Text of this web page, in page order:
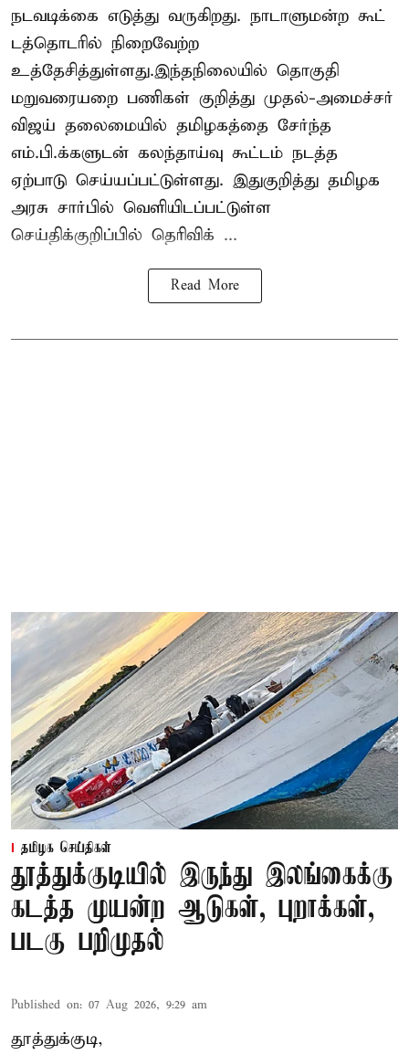
நடவடிக்கை எடுத்து வருகிறது. நாடாளுமன்ற கூட்
டத்தொடரில் நிறைவேற்ற
உத்தேசித்துள்ளது.இந்தநிலையில் தொகுதி
மறுவரையறை பணிகள் குறித்து முதல்-அமைச்சர்
விஜய் தலைமையில் தமிழகத்தை சேர்ந்த
எம்.பி.க்களுடன் கலந்தாய்வு கூட்டம் நடத்த
ஏற்பாடு செய்யப்பட்டுள்ளது. இதுகுறித்து தமிழக
அரசு சார்பில் வெளியிடப்பட்டுள்ள
செய்திக்குறிப்பில் தெரிவிக் ...
Read More
தமிழக செய்திகள்
தூத்துக்குடியில் இருந்து இலங்கைக்கு
கடத்த முயன்ற ஆடுகள், புறாக்கள்,
படகு பறிமுதல்
Published on: 07 Aug 2026, 9:29 am
தூத்துக்குடி,